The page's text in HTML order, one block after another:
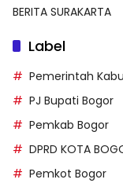
BERITA SURAKARTA
Label
Pemerintah
PJ Bupati Bogor
Pemkab Bogor
DPRD KOTA
Pemkot Bogor